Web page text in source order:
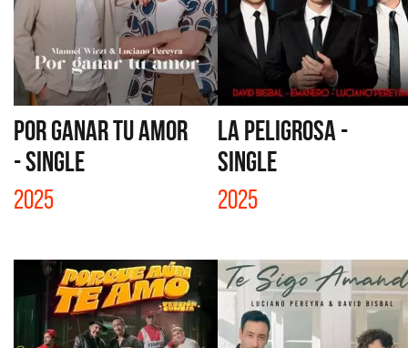
POR GANAR TU AMOR
- SINGLE
2025
LA PELIGROSA -
SINGLE
2025